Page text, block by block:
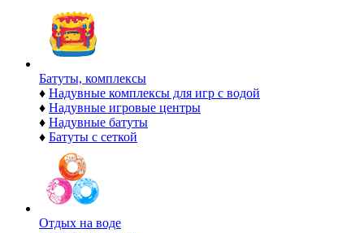
Батуты, комплексы
♦ Надувные комплексы для игр с водой
♦ Надувные игровые центры
♦ Надувные батуты
♦ Батуты с сеткой
Отдых на воде